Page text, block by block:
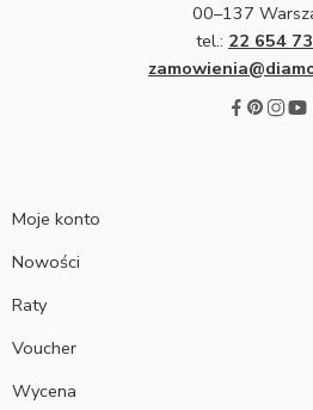
00–137
tel.: 22 654
Moje konto
Nowości
Raty
Voucher
Wycena